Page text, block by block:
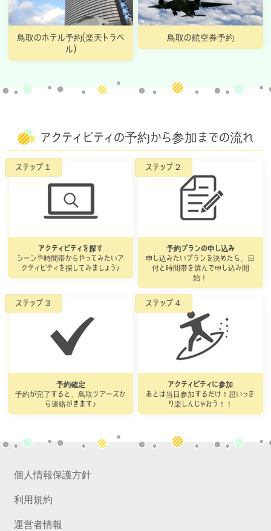
鳥取のホテル予約(楽天トラベ
ル)
鳥取の航空券予約
アクティビティの予約から参加までの流れ
アクティビティを探す
シーンや時間帯からやってみたいア
クティビティを探してみましょう♪
予約プランの申し込み
申し込みたいプランを決めたら、日
付と時間帯を選んで申し込み開
始！
予約確定
予約が完了すると、鳥取ツアーズか
ら連絡がきます♪
アクティビティに参加
あとは当日参加するだけ！思いっき
り楽しんじゃおう！！
個人情報保護方針
利用規約
運営者情報